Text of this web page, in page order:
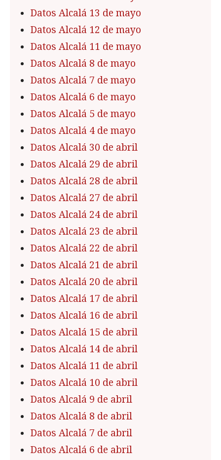
Datos Alcalá 13 de mayo
Datos Alcalá 12 de mayo
Datos Alcalá 11 de mayo
Datos Alcalá 8 de mayo
Datos Alcalá 7 de mayo
Datos Alcalá 6 de mayo
Datos Alcalá 5 de mayo
Datos Alcalá 4 de mayo
Datos Alcalá 30 de abril
Datos Alcalá 29 de abril
Datos Alcalá 28 de abril
Datos Alcalá 27 de abril
Datos Alcalá 24 de abril
Datos Alcalá 23 de abril
Datos Alcalá 22 de abril
Datos Alcalá 21 de abril
Datos Alcalá 20 de abril
Datos Alcalá 17 de abril
Datos Alcalá 16 de abril
Datos Alcalá 15 de abril
Datos Alcalá 14 de abril
Datos Alcalá 11 de abril
Datos Alcalá 10 de abril
Datos Alcalá 9 de abril
Datos Alcalá 8 de abril
Datos Alcalá 7 de abril
Datos Alcalá 6 de abril